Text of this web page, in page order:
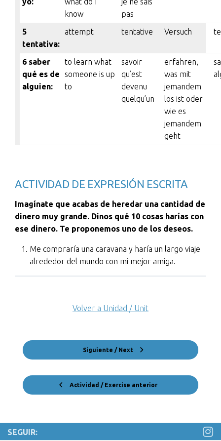
know
pas
5
tentativa:
attempt tentative Versuch
6 saber
qué es de
alguien:
to learn what
someone is up
to
savoir
qu’est
devenu
quelqu’un
erfahren,
was mit
jemandem
los ist oder
wie es
jemandem
geht
ACTIVIDAD DE EXPRESIÓN ESCRITA
Imagínate que acabas de heredar una cantidad de
dinero muy grande. Dinos qué 10 cosas harías con
ese dinero. Te proponemos uno de los deseos.
Me compraría una caravana y haría un largo viaje
alrededor del mundo con mi mejor amiga.
Actividad / Exercise anterior
Volver a Unidad / Unit
Siguiente / Next
SEGUIR: